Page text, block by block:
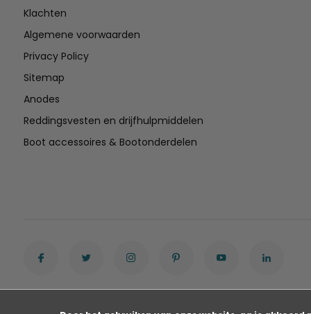
Klachten
Algemene voorwaarden
Privacy Policy
Sitemap
Anodes
Reddingsvesten en drijfhulpmiddelen
Boot accessoires & Bootonderdelen